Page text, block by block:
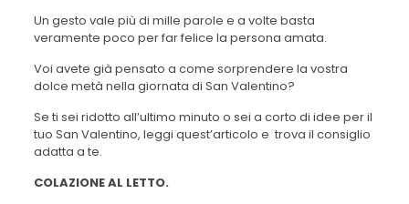
Un gesto vale più di mille parole e a volte basta
veramente poco per far felice la persona amata.
Voi avete già pensato a come sorprendere la vostra
dolce metà nella giornata di San Valentino?
Se ti sei ridotto all’ultimo minuto o sei a corto di idee per il
tuo San Valentino, leggi quest’articolo e trova il consiglio
adatta a te.
COLAZIONE AL LETTO.